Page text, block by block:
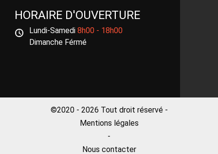
HORAIRE D'OUVERTURE
Lundi-Samedi 8h00 - 18h00
Dimanche Férmé
©2020 - 2026 Tout droit réservé -
Mentions légales
-
Nous contacter